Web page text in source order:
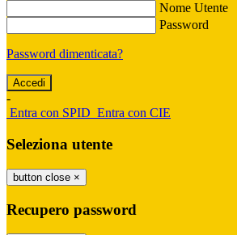
Nome Utente
Password
Password dimenticata?
-
Entra con SPID Entra con CIE
Seleziona utente
button close ×
Recupero password